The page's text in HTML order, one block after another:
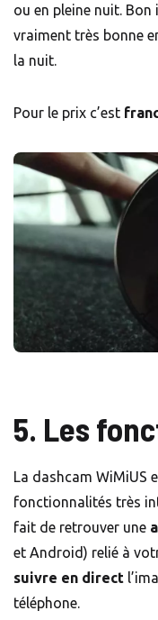
ou en pleine nuit.
vraiment très bonne
la nuit.
Pour le prix c’est
5. Les
La dashcam WiMiUS
fonctionnalités très
fait de retrouver une
et Android) relié à
suivre en direct
téléphone.